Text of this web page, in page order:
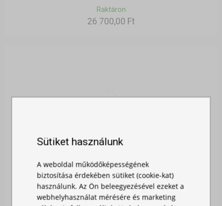
Raktáron
26 700,00 Ft
Sütiket használunk
A weboldal működőképességének
biztosítása érdekében sütiket (cookie-kat)
használunk. Az Ön beleegyezésével ezeket a
webhelyhasználat mérésére és marketing